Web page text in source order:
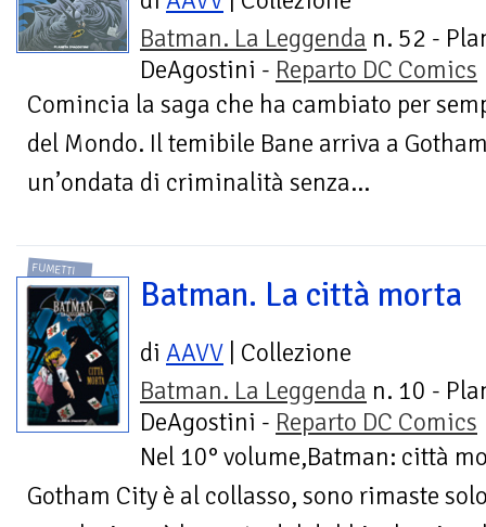
Batman. La Leggenda n. 52 -
DeAgostini - Reparto DC Comics
Comincia la saga che ha cambiato per
del Mondo. Il temibile Bane arriva a
un’ondata di criminalità senza...
FUMETTI
Batman. La città morta
di AAVV | Collezione
Batman. La Leggenda n. 10 -
DeAgostini - Reparto DC Comics
Nel 10° volume,Batman: città
Gotham City è al collasso, sono rimaste